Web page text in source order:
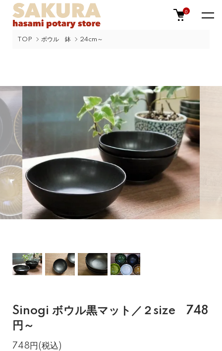
0
TOP ボウル 鉢 24cm～
Sinogi ボウル黒マット／２size 748
円～
748円(税込)